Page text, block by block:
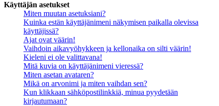
Käyttäjän asetukset
Miten muutan asetuksiani?
Kuinka estän käyttäjänimeni näkymisen paikalla olevissa
käyttäjissä?
Ajat ovat väärin!
Vaihdoin aikavyöhykkeen ja kellonaika on silti väärin!
Kieleni ei ole valittavana!
Mitä kuvia on käyttäjänimeni vieressä?
Miten asetan avataren?
Mikä on arvonimi ja miten vaihdan sen?
Kun klikkaan sähköpostilinkkiä, minua pyydetään
kirjautumaan?